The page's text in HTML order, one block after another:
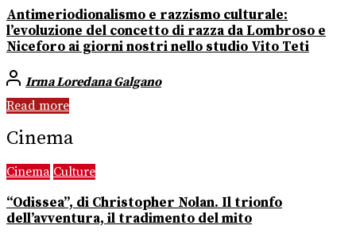
Antimeriodionalismo e razzismo culturale:
l’evoluzione del concetto di razza da Lombroso e
Niceforo ai giorni nostri nello studio Vito Teti
Irma Loredana Galgano
Read more
Cinema
Cinema Culture
“Odissea”, di Christopher Nolan. Il trionfo
dell’avventura, il tradimento del mito